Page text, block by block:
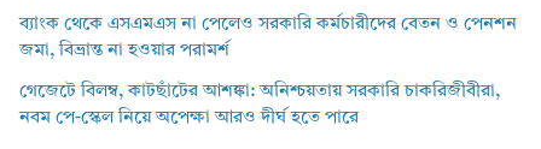
ব্যাংক থেকে এসএমএস না পেলেও সরকারি কর্মচারীদের বেতন ও পেনশন
জমা, বিভ্রান্ত না হওয়ার পরামর্শ
গেজেটে বিলম্ব, কাটছাঁটের আশঙ্কা: অনিশ্চয়তায় সরকারি চাকরিজীবীরা,
নবম পে-স্কেল নিয়ে অপেক্ষা আরও দীর্ঘ হতে পারে